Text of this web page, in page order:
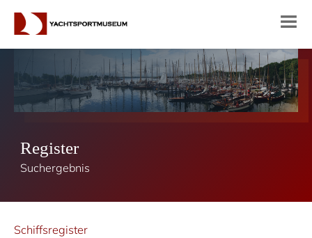
Register
Suchergebnis
Schiffsregister